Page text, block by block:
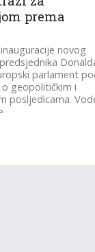
prema
novog
parlament
o geopolitičkim i
posljedicama.